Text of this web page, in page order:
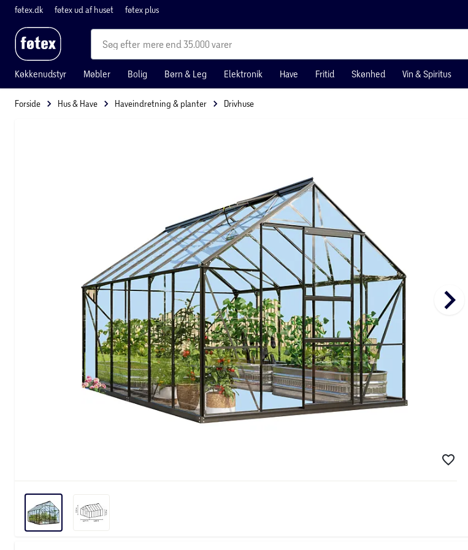
føtex.dk føtex ud af huset føtex plus
mere end 35.000 varer
Køkkenudstyr Møbler Bolig Børn & Leg Elektronik Have Fritid Skønhed Vin & Spiritus
Forside Hus & Have Haveindretning & planter Drivhuse
keyboard_arrow_right